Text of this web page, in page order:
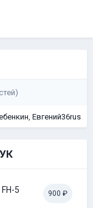
Евгений36rus
900 ₽
5